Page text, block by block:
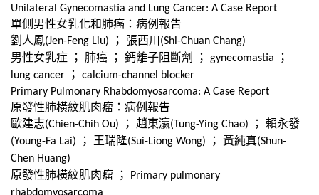
Unilateral Gynecomastia and Lung Cancer: A Case Report
單側男性女乳化和肺癌：病例報告
劉人鳳(Jen-Feng Liu) ； 張西川 (Shi-Chuan Chang)
男性女乳症 ； 肺癌 ； 鈣離子阻斷劑 ； gynecomastia ；
lung cancer ；
calcium-channel blocker
Primary Pulmonary Rhabdomyosarcoma: A Case Report
原發性肺橫紋肌肉瘤：病例報告
歐建志(Chien-Chih Ou) ； 趙東瀛(Tung-Ying Chao) ； 賴永發
(Young-Fa Lai) ； 王瑞隆(Sui-Liong Wong) ； 黃純真(Shun-
Chen Huang)
原發性肺橫紋肌肉瘤 ；
Primary pulmonary